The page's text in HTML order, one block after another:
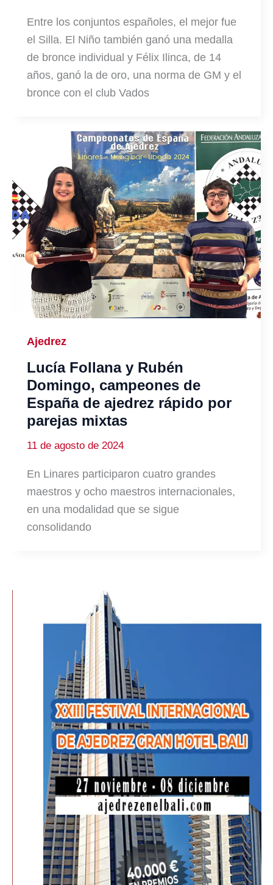
Entre los conjuntos españoles, el mejor fue
el Silla. El Niño también ganó una medalla
de bronce individual y Félix Ilinca, de 14
años, ganó la de oro, una norma de GM y el
bronce con el club Vados
Ajedrez
Lucía Follana y Rubén
Domingo, campeones de
España de ajedrez rápido por
parejas mixtas
11 de agosto de 2024
En Linares participaron cuatro grandes
maestros y ocho maestros internacionales,
en una modalidad que se sigue
consolidando